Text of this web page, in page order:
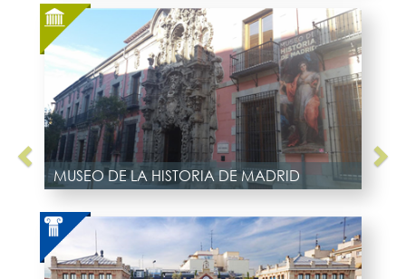
MUSEO DE LA HISTORIA DE MADRID